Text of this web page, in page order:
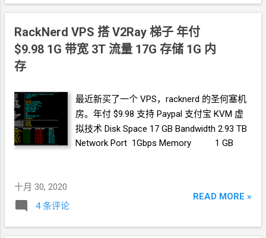
RackNerd VPS 搭 V2Ray 梯子 年付
$9.98 1G 带宽 3T 流量 17G 存储 1G 内
存
最近新买了一个 VPS，racknerd 的圣何塞机
房。年付 $9.98 支持 Paypal 支付宝 KVM 虚
拟技术 Disk Space 17 GB Bandwidth 2.93 TB
Network Port 1Gbps Memory 1 GB
十月 30, 2020
4 条评论
READ MORE »